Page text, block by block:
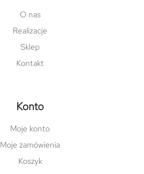
O nas
Realizacje
Sklep
Kontakt
Konto
Moje konto
Moje zamówienia
Koszyk